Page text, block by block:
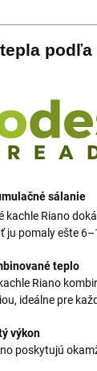
podľa
sálanie
kachle Riano
ju pomaly ešte
teplo
Riano
ideálne pre
výkon
poskytujú